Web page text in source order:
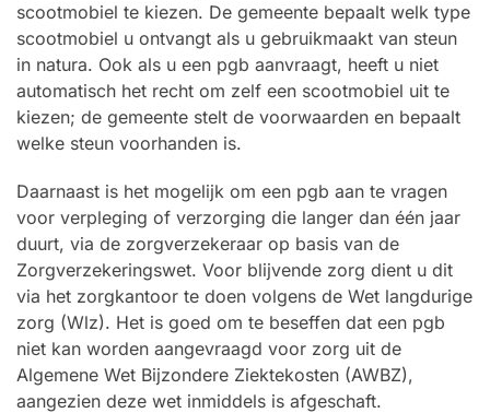
scootmobiel te kiezen. De gemeente bepaalt welk type
scootmobiel u ontvangt als u gebruikmaakt van steun
in natura. Ook als u een pgb aanvraagt, heeft u niet
automatisch het recht om zelf een scootmobiel uit te
kiezen; de gemeente stelt de voorwaarden en bepaalt
welke steun voorhanden is.
Daarnaast is het mogelijk om een pgb aan te vragen
voor verpleging of verzorging die langer dan één jaar
duurt, via de zorgverzekeraar op basis van de
Zorgverzekeringswet. Voor blijvende zorg dient u dit
via het zorgkantoor te doen volgens de Wet langdurige
zorg (Wlz). Het is goed om te beseffen dat een pgb
niet kan worden aangevraagd voor zorg uit de
Algemene Wet Bijzondere Ziektekosten (AWBZ),
aangezien deze wet inmiddels is afgeschaft.